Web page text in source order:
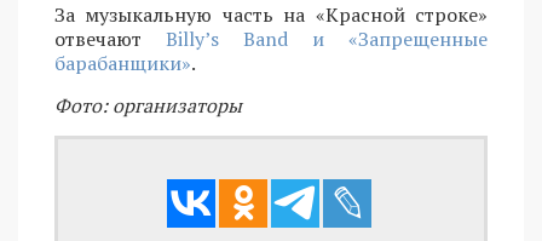
За музыкальную часть на «Красной строке»
отвечают Billy’s Band и «Запрещенные
барабанщики».
Фото: организаторы